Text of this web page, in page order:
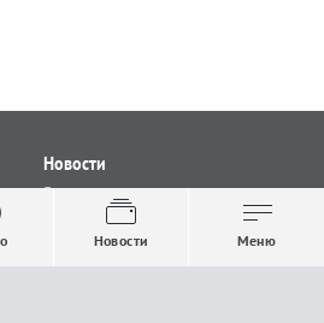
Новости
Все новости
Общество
Строительство и ЖКХ
Новости Меню